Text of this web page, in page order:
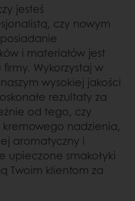
jesteś
czy nowym
i materiałów jest
Wykorzystaj w
wysokiej jakości
rezultaty za
od tego, czy
nadzienia,
aromatyczny i
upieczone smakołyki
Twoim klientom za